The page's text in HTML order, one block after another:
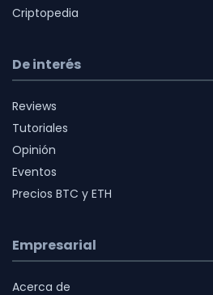
Criptopedia
De interés
Reviews
Tutoriales
Opinión
Eventos
Precios BTC y ETH
Empresarial
Acerca de